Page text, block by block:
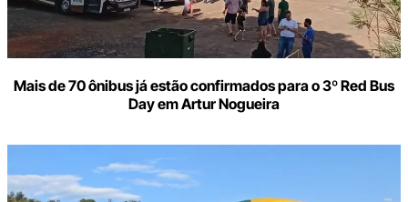
Mais de 70 ônibus já estão confirmados para o 3º Red Bus
Day em Artur Nogueira